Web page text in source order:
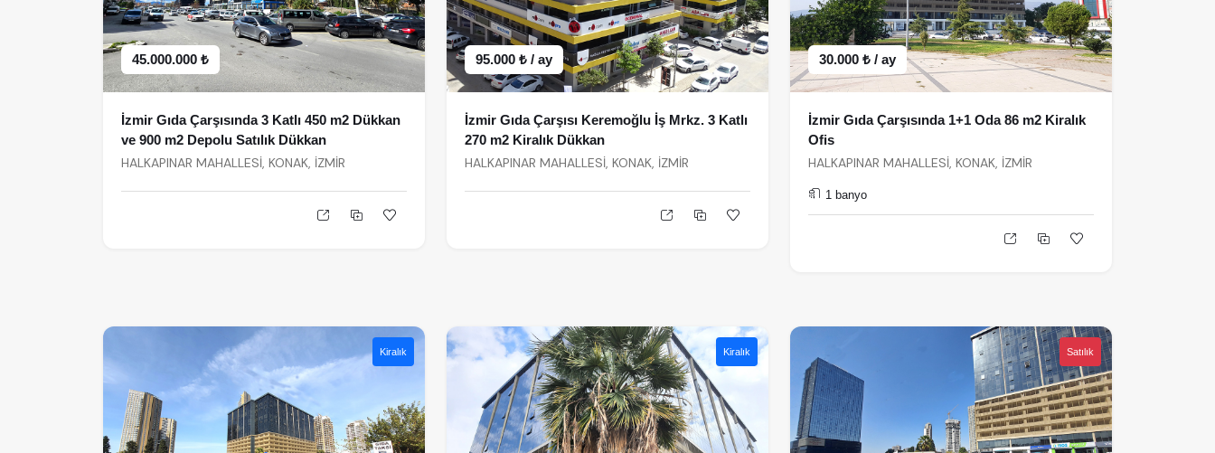
45.000.000 ₺
İzmir Gıda Çarşısında 3 Katlı 450 m2 Dükkan
ve 900 m2 Depolu Satılık Dükkan
HALKAPINAR MAHALLESİ, KONAK, İZMİR
95.000 ₺ / ay
İzmir Gıda Çarşısı Keremoğlu İş Mrkz. 3 Katlı
270 m2 Kiralık Dükkan
HALKAPINAR MAHALLESİ, KONAK, İZMİR
30.000 ₺ / ay
İzmir Gıda Çarşısında 1+1 Oda 86 m2 Kiralık
Ofis
HALKAPINAR MAHALLESİ, KONAK, İZMİR
1 banyo
Kiralık Kiralık Satılık